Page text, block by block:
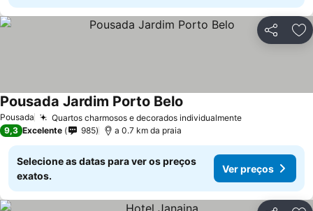
Partilhar
Pousada Quartos charmosos e decorados individualmente
Pousada Jardim Porto Belo
9,3 Excelente 985 a 0.7 km da praia
Selecione as datas para ver os preços
exatos.
Ver preços